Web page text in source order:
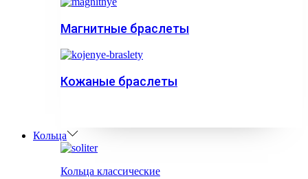
Магнитные браслеты
Кожаные браслеты
Кольца
Кольца классические